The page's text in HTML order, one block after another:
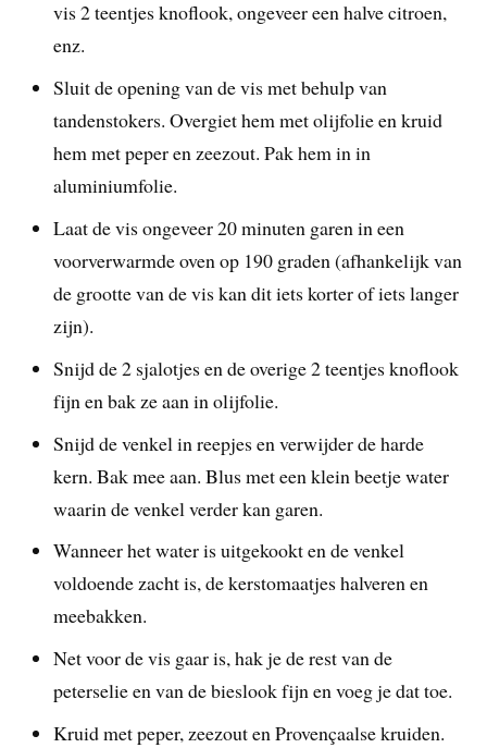
vis 2 teentjes knoflook, ongeveer een halve citroen,
enz.
Sluit de opening van de vis met behulp van
tandenstokers. Overgiet hem met olijfolie en kruid
hem met peper en zeezout. Pak hem in in
aluminiumfolie.
Laat de vis ongeveer 20 minuten garen in een
voorverwarmde oven op 190 graden (afhankelijk van
de grootte van de vis kan dit iets korter of iets langer
zijn).
Snijd de 2 sjalotjes en de overige 2 teentjes knoflook
fijn en bak ze aan in olijfolie.
Snijd de venkel in reepjes en verwijder de harde
kern. Bak mee aan. Blus met een klein beetje water
waarin de venkel verder kan garen.
Wanneer het water is uitgekookt en de venkel
voldoende zacht is, de kerstomaatjes halveren en
meebakken.
Net voor de vis gaar is, hak je de rest van de
peterselie en van de bieslook fijn en voeg je dat toe.
Kruid met peper, zeezout en Provençaalse kruiden.